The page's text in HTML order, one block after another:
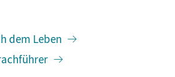
dem Leben